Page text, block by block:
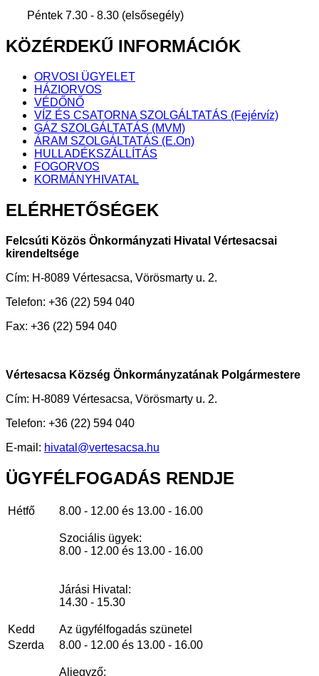
Péntek 7.30 - 8.30 (elsősegély)
KÖZÉRDEKŰ INFORMÁCIÓK
ORVOSI ÜGYELET
HÁZIORVOS
VÉDŐNŐ
VÍZ ÉS CSATORNA SZOLGÁLTATÁS (Fejérvíz)
GÁZ SZOLGÁLTATÁS (MVM)
ÁRAM SZOLGÁLTATÁS (E.On)
HULLADÉKSZÁLLÍTÁS
FOGORVOS
KORMÁNYHIVATAL
ELÉRHETŐSÉGEK
Felcsúti Közös Önkormányzati Hivatal Vértesacsai
kirendeltsége
Cím: H-8089 Vértesacsa, Vörösmarty u. 2.
Telefon: +36 (22) 594 040
Fax: +36 (22) 594 040
Vértesacsa Község Önkormányzatának Polgármestere
Cím: H-8089 Vértesacsa, Vörösmarty u. 2.
Telefon: +36 (22) 594 040
E-mail: hivatal@vertesacsa.hu
ÜGYFÉLFOGADÁS RENDJE
Hétfő 8.00 - 12.00 és 13.00 - 16.00
Szociális ügyek:
8.00 - 12.00 és 13.00 - 16.00
Járási Hivatal:
14.30 - 15.30
Kedd
Az ügyfélfogadás szünetel
Szerda
8.00 - 12.00 és 13.00 - 16.00
Aljegyző: